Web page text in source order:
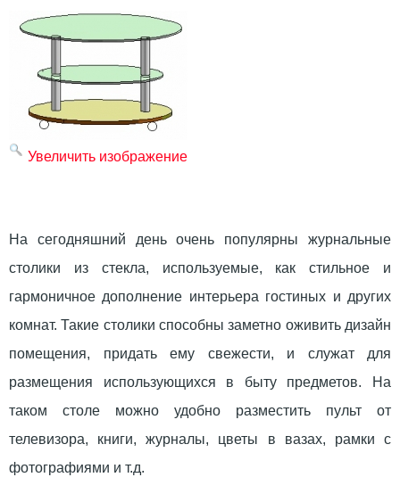
Увеличить изображение
На сегодняшний день очень популярны журнальные
столики из стекла, используемые, как стильное и
гармоничное дополнение интерьера гостиных и других
комнат. Такие столики способны заметно оживить дизайн
помещения, придать ему свежести, и служат для
размещения использующихся в быту предметов. На
таком столе можно удобно разместить пульт от
телевизора, книги, журналы, цветы в вазах, рамки с
фотографиями и т.д.